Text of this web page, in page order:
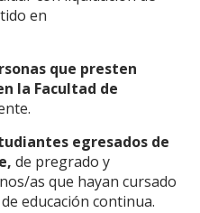
en
que presten
la Facultad de
egresados de
de pregrado y
as que hayan cursado
educación continua.